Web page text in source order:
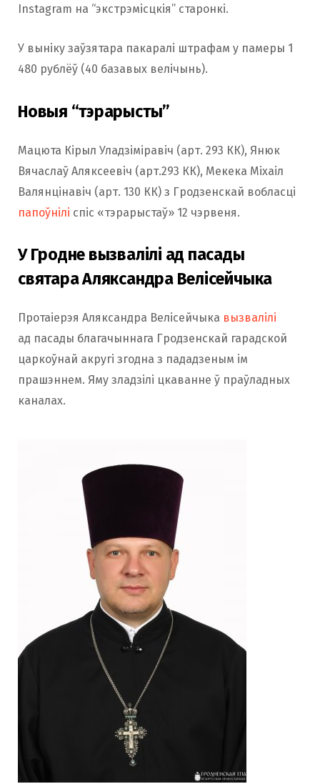
Instagram на “экстрэмісцкія” старонкі.
У выніку заўзятара пакаралі штрафам у памеры 1
480 рублёў (40 базавых велічынь).
Новыя “тэрарысты”
Мацюта Кірыл Уладзіміравіч (арт. 293 КК), Янюк
Вячаслаў Аляксеевіч (арт.293 КК), Мекека Міхаіл
Валянцінавіч (арт. 130 КК) з Гродзенскай вобласці
папоўнілі спіс «тэрарыстаў» 12 чэрвеня.
У Гродне вызвалілі ад пасады
святара Аляксандра Велісейчыка
Протаіерэя Аляксандра Велісейчыка вызвалілі
ад пасады благачыннага Гродзенскай гарадской
царкоўнай акругі згодна з пададзеным ім
прашэннем. Яму зладзілі цкаванне ў праўладных
каналах.